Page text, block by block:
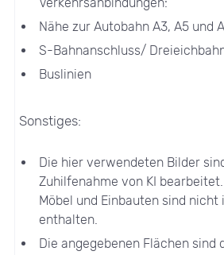
Nähe zur Autobahn A3, A5 und
S-Bahnanschluss/
Buslinien
Sonstiges:
Die hier verwendeten Bilder
Zuhilfenahme von KI
Möbel und Einbauten sind nicht
enthalten.
Die angegebenen Flächen sind